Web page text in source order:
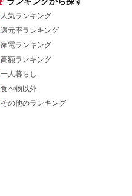
人気ランキング
還元率ランキング
家電ランキング
高額ランキング
一人暮らし
食べ物以外
その他のランキング